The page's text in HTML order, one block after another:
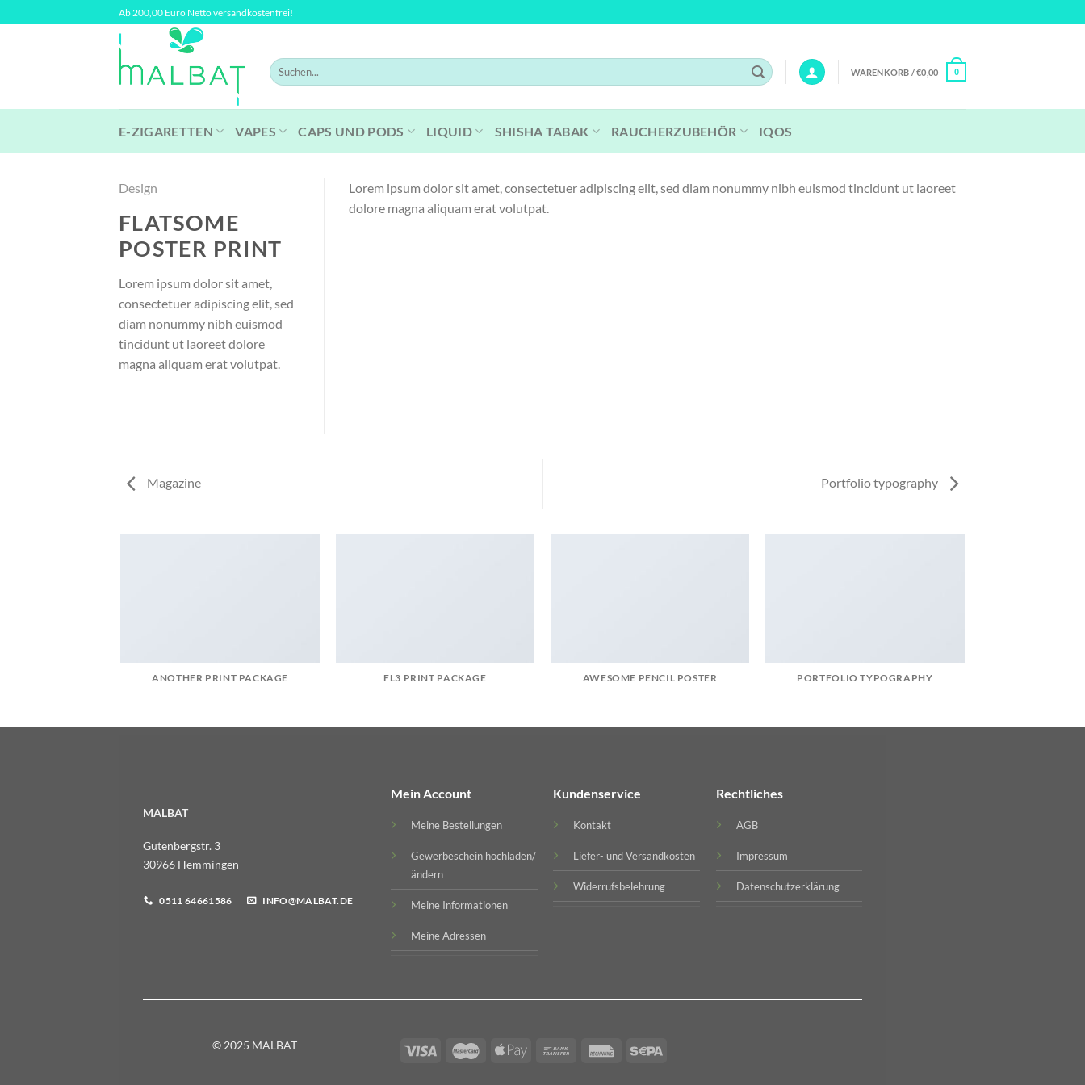
Inhalt
Ab 200,00 Euro Netto versandkostenfrei!
Suchen
nach:
WARENKORB /€0,00 0
E-ZIGARETTEN VAPES CAPS UND PODS LIQUID SHISHA TABAK RAUCHERZUBEHÖR IQOS
Design
FLATSOME
POSTER PRINT
Lorem ipsum dolor sit amet,
consectetuer adipiscing elit, sed
diam nonummy nibh euismod
tincidunt ut laoreet dolore
magna aliquam erat volutpat.
Lorem ipsum dolor sit amet, consectetuer adipiscing elit, sed diam nonummy nibh euismod tincidunt ut laoreet
dolore magna aliquam erat volutpat.
Magazine Portfolio typography
ANOTHER PRINT PACKAGE FL3 PRINT PACKAGE AWESOME PENCIL POSTER PORTFOLIO TYPOGRAPHY
MALBAT
Gutenbergstr. 3
30966 Hemmingen
0511 64661586 INFO@MALBAT.DE
Mein Account
Meine Bestellungen
Gewerbeschein hochladen/
ändern
Meine Informationen
Meine Adressen
Kundenservice
Kontakt
Liefer- und Versandkosten
Widerrufsbelehrung
Rechtliches
AGB
Impressum
Datenschutzerklärung
© 2025 MALBAT